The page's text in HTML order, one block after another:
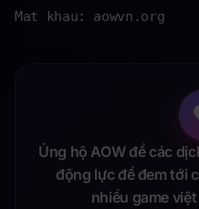
Mat khau: aowvn.org
Ủng hộ AOW để các
động lực để đem tới
nhiều game